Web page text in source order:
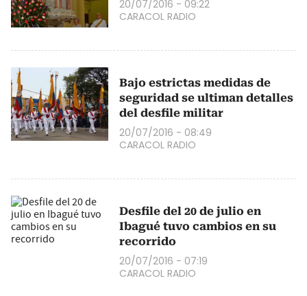
20/07/2016 - 09:22
CARACOL RADIO
Bajo estrictas medidas de
seguridad se ultiman detalles
del desfile militar
20/07/2016 - 08:49
CARACOL RADIO
Desfile del 20 de julio en
Ibagué tuvo cambios en su
recorrido
20/07/2016 - 07:19
CARACOL RADIO